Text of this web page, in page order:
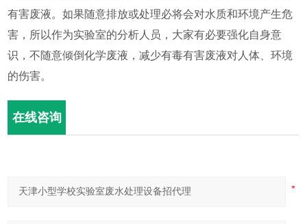
有害废液。如果随意排放或处理必将会对水质和环境产生危
害，所以作为实验室的分析人员，大家有必要强化自身意
识，不随意倾倒化学废液，减少有毒有害废液对人体、环境
的伤害。
在线咨询